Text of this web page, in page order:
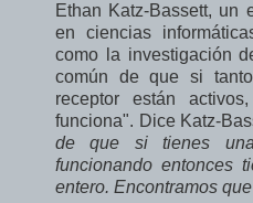
Ethan Katz-Bassett, un
en ciencias
como la investigación
común de que si
receptor están
funciona". Dice Katz-
de que si tienes
funcionando entonces
entero. Encontramos